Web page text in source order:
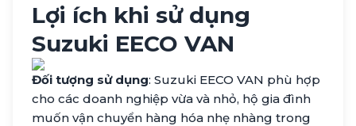
Lợi ích khi sử dụng
Suzuki EECO VAN
Đối tượng sử dụng: Suzuki EECO VAN phù hợp
cho các doanh nghiệp vừa và nhỏ, hộ gia đình
muốn vận chuyển hàng hóa nhẹ nhàng trong